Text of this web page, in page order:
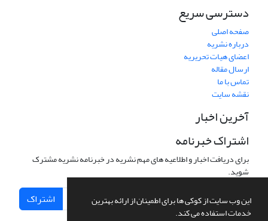
این وب سایت از کوکی ها برای اطمینان از ارائه بهترین
خدمات استفاده می کند.
دسترسی سریع
صفحه اصلی
درباره نشریه
اعضای هیات تحریریه
ارسال مقاله
تماس با ما
نقشه سایت
آخرین اخبار
اشتراک خبرنامه
برای دریافت اخبار و اطلاعیه های مهم نشریه در خبرنامه نشریه مشترک
شوید.
اشتراک